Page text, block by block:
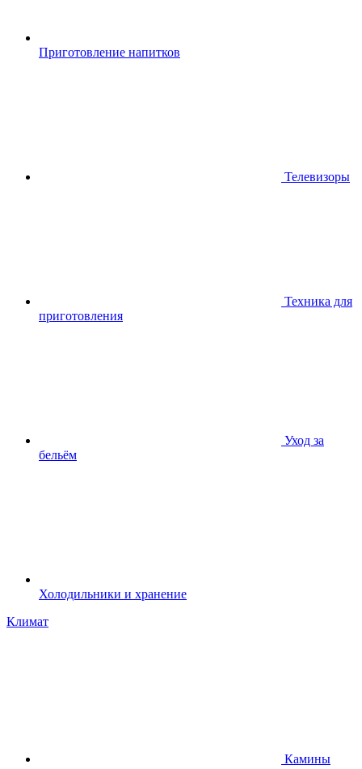
Приготовление напитков
Телевизоры
Техника для
приготовления
Уход за
бельём
Холодильники и хранение
Климат
Камины